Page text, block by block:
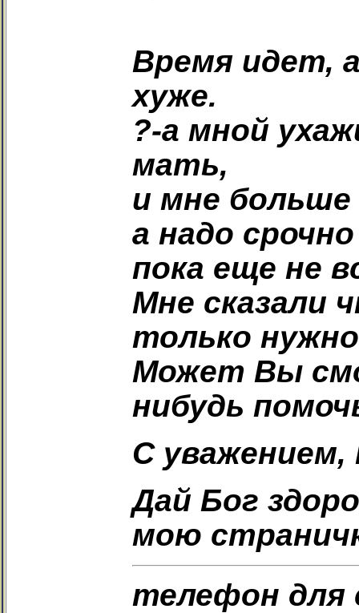
Время идет,
хуже.
?-а мной
мать,
и мне больше
а надо
пока еще не
Мне сказали
только
Может Вы
нибудь
С уважением,
Дай Бог
мою
телефон для